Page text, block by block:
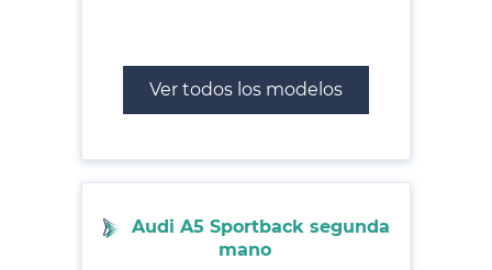
Ver todos los modelos
Audi A5 Sportback segunda
mano